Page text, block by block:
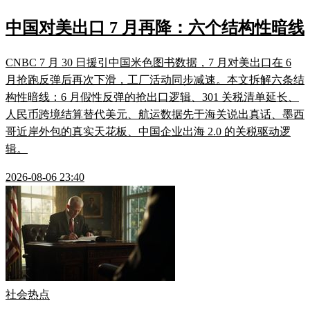
中国对美出口 7 月再降：六个结构性暗线
CNBC 7 月 30 日援引中国米色图书数据，7 月对美出口在 6
月抢跑反弹后再次下滑，工厂活动同步减速。本文拆解六条结
构性暗线：6 月假性反弹的抢出口逻辑、301 关税清单延长、
人民币跨境结算替代美元、航运数据先于海关说出真话、墨西
哥近岸外包的真实天花板、中国企业出海 2.0 的关税驱动逻
辑。
2026-08-06 23:40
社会热点